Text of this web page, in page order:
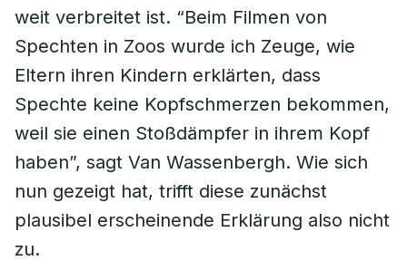
weit verbreitet ist. “Beim Filmen von
Spechten in Zoos wurde ich Zeuge, wie
Eltern ihren Kindern erklärten, dass
Spechte keine Kopfschmerzen bekommen,
weil sie einen Stoßdämpfer in ihrem Kopf
haben”, sagt Van Wassenbergh. Wie sich
nun gezeigt hat, trifft diese zunächst
plausibel erscheinende Erklärung also nicht
zu.